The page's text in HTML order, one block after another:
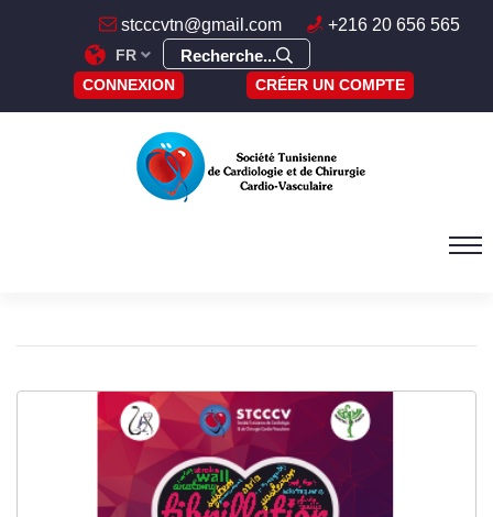
stcccvtn@gmail.com +216 20 656 565
FR Recherche...
CONNEXION CRÉER UN COMPTE